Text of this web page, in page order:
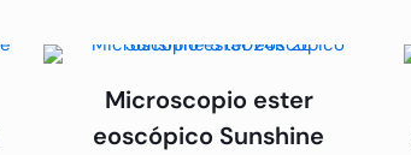
Microscopio ester
eoscópico Sunshine